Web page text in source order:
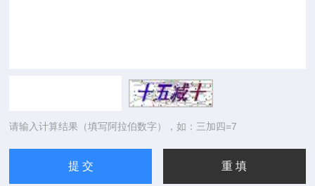
请输入计算结果（填写阿拉伯数字），如：三加四=7